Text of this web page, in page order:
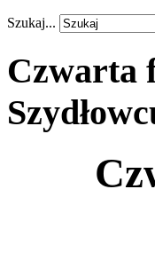
Szukaj...
Czwarta